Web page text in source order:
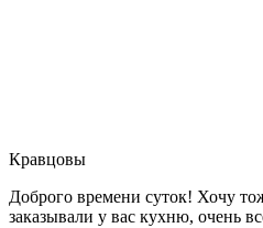
Кравцовы
Доброго времени суток! Хочу
заказывали у вас кухню, очень